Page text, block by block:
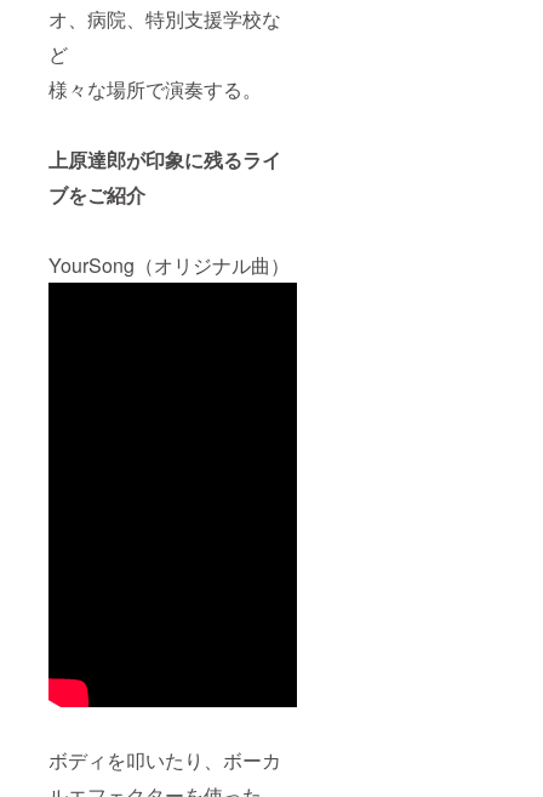
オ、病院、特別支援学校な
ど
様々な場所で演奏する。
上原達郎が印象に残るライ
ブをご紹介
YourSong（オリジナル曲）
ボディを叩いたり、ボーカ